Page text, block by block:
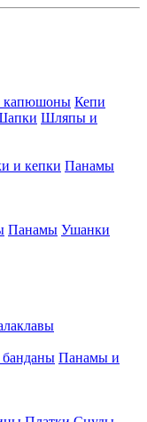
капюшоны Кепи
Шляпы и
и кепки Панамы
Панамы Ушанки
Панамы и